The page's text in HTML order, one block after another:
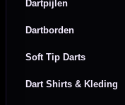
Dartpijlen
Dartborden
Soft Tip Darts
Dart Shirts & Kleding